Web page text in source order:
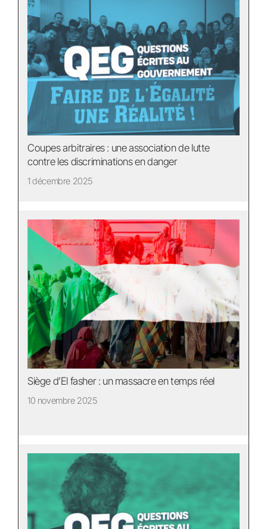
Coupes arbitraires : une association de lutte
contre les discriminations en danger
1 décembre 2025
Siège d’El fasher : un massacre en temps réel
10 novembre 2025